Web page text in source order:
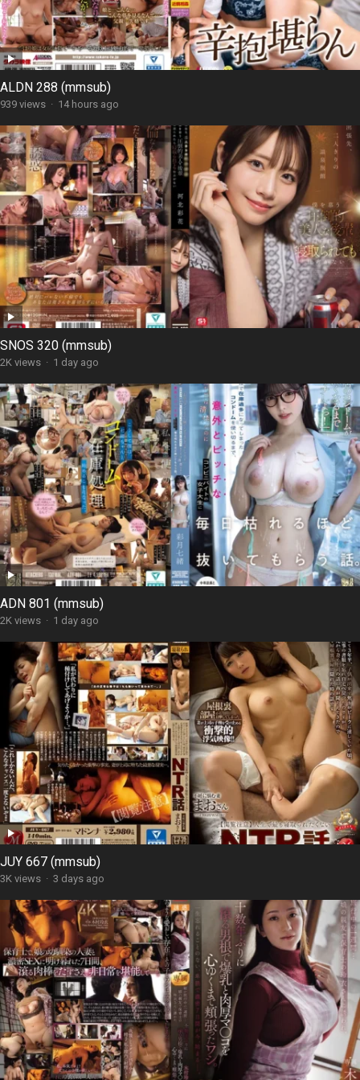
ALDN 288 (mmsub)
939 views · 14 hours ago
SNOS 320 (mmsub)
2K views · 1 day ago
ADN 801 (mmsub)
2K views · 1 day ago
JUY 667 (mmsub)
3K views · 3 days ago